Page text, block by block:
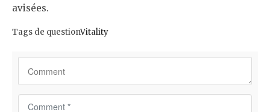
avisées.
Tags de questionVitality